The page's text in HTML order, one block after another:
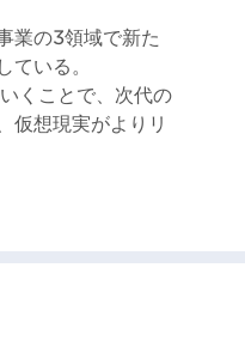
業の3領域で新た
いる。
くことで、次代の
仮想現実がよりリ